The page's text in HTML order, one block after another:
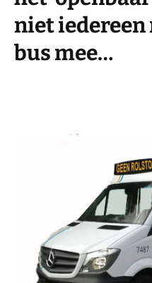
niet iedereen
bus mee…